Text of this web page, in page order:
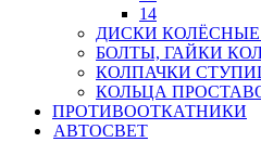
14
ДИСКИ
БОЛТЫ, ГАЙКИ
КОЛПАЧКИ
КОЛЬЦА
ПРОТИВООТКАТНИКИ
АВТОСВЕТ